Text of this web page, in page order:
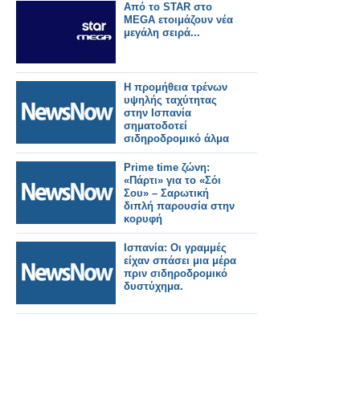
Από το STAR στο
MEGA ετοιμάζουν νέα
μεγάλη σειρά...
Η προμήθεια τρένων
υψηλής ταχύτητας
στην Ισπανία
σηματοδοτεί
σιδηροδρομικό άλμα
Prime time ζώνη:
«Πάρτι» για το «Σόι
Σου» – Σαρωτική
διπλή παρουσία στην
κορυφή
Ισπανία: Οι γραμμές
είχαν σπάσει μια μέρα
πριν σιδηροδρομικό
δυστύχημα.